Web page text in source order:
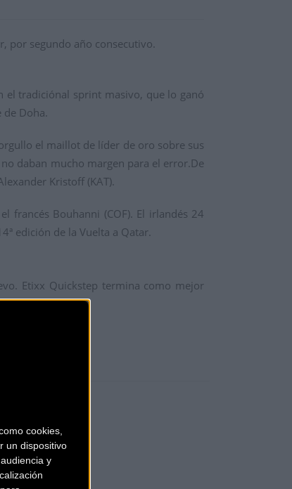
cookies,
un dispositivo
y
por segundo año consecutivo.
el tradiciónal sprint masivo, que lo ganó
Doha.
el maillot de líder de oro sobre sus
daban mucho margen para el error.De
Kristoff (KAT).
francés Bouhanni (COF). El irlandés 24
edición de la Vuelta a Qatar.
Etixx Quickstep termina como mejor